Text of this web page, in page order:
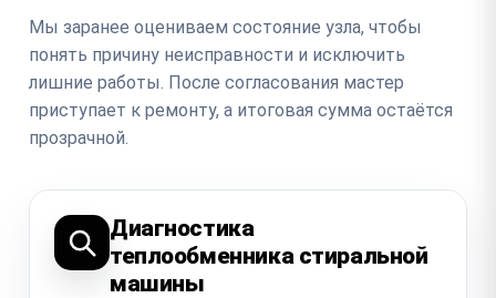
Мы заранее оцениваем состояние узла, чтобы
понять причину неисправности и исключить
лишние работы. После согласования мастер
приступает к ремонту, а итоговая сумма остаётся
прозрачной.
Диагностика
теплообменника стиральной
машины